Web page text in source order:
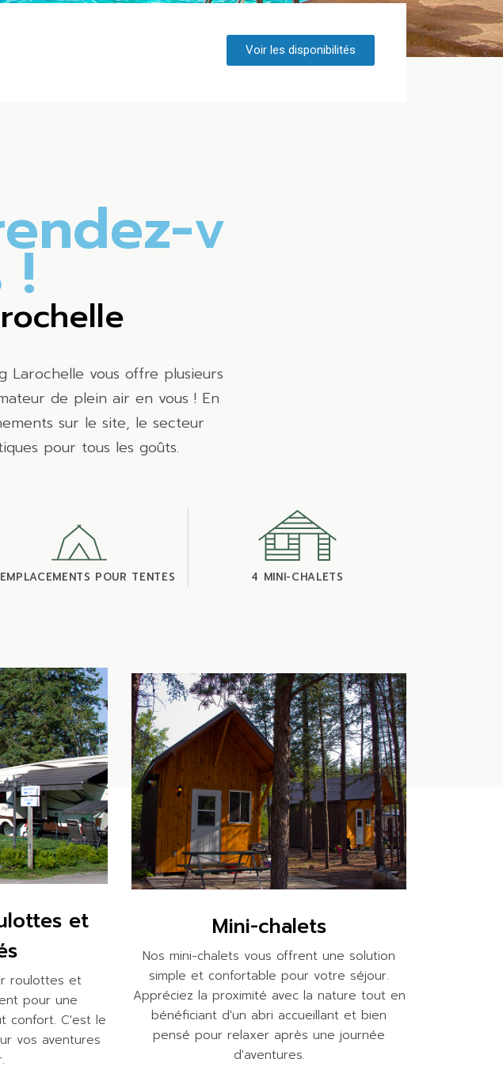
Voir les disponibilités
endez-v
!
vous offre plusieurs
de plein air en vous ! En
sur le site, le secteur
pour tous les goûts.
POUR TENTES 4 MINI-CHALETS
et
roulottes et
pour une
confort. C'est le
vos aventures
Mini-chalets
Nos mini-chalets vous offrent une solution
simple et confortable pour votre séjour.
Appréciez la proximité avec la nature tout en
bénéficiant d'un abri accueillant et bien
pensé pour relaxer après une journée
d'aventures.